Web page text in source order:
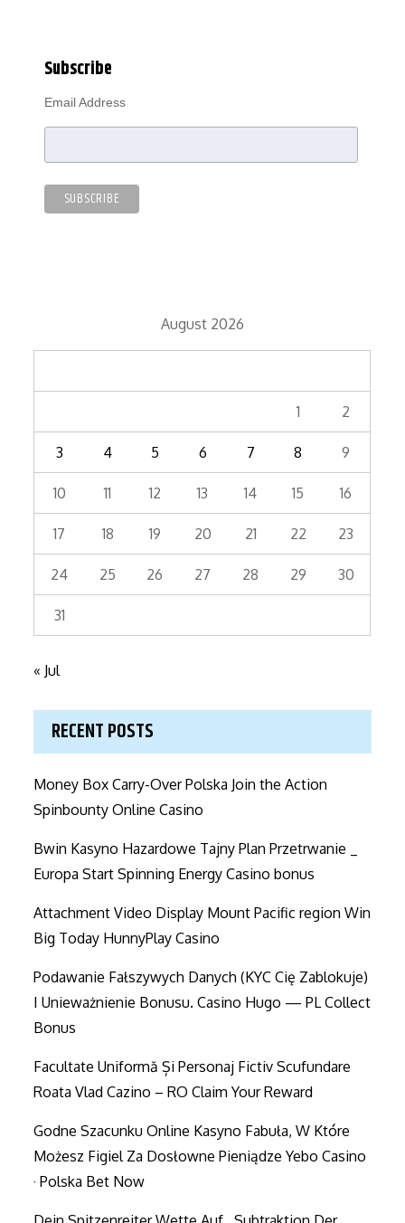
Subscribe
Email Address
August 2026
1 2
3 4 5 6 7 8 9
10 11 12 13 14 15 16
17 18 19 20 21 22 23
24 25 26 27 28 29 30
31
« Jul
RECENT POSTS
Money Box Carry-Over Polska Join the Action
Spinbounty Online Casino
Bwin Kasyno Hazardowe Tajny Plan Przetrwanie _
Europa Start Spinning Energy Casino bonus
Attachment Video Display Mount Pacific region Win
Big Today HunnyPlay Casino
Podawanie Fałszywych Danych (KYC Cię Zablokuje)
I Unieważnienie Bonusu. Casino Hugo — PL Collect
Bonus
Facultate Uniformă Și Personaj Fictiv Scufundare
Roata Vlad Cazino – RO Claim Your Reward
Godne Szacunku Online Kasyno Fabuła, W Które
Możesz Figiel Za Dosłowne Pieniądze Yebo Casino
· Polska Bet Now